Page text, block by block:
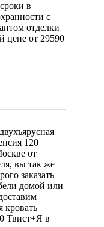
в
с
отделки
цене от 29590
120
от
вы так же
заказать
домой или
кровать
Твист+Я в